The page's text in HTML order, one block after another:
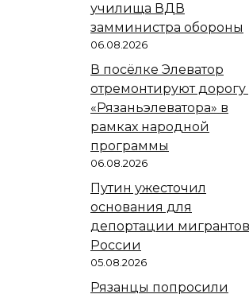
училища ВДВ
замминистра обороны
06.08.2026
В посёлке Элеватор
отремонтируют дорогу
«Рязаньэлеватора» в
рамках народной
программы
06.08.2026
Путин ужесточил
основания для
депортации
России
05.08.2026
Рязанцы попросили